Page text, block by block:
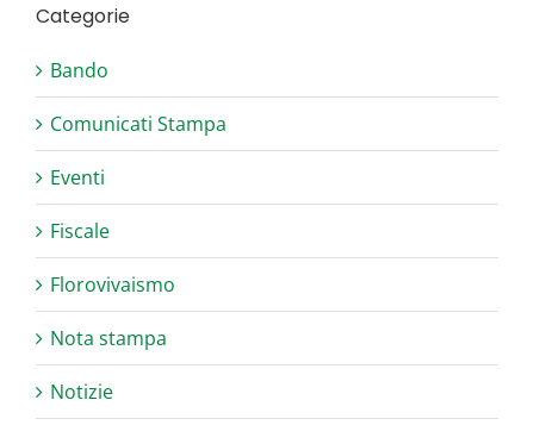
Categorie
Bando
Comunicati Stampa
Eventi
Fiscale
Florovivaismo
Nota stampa
Notizie